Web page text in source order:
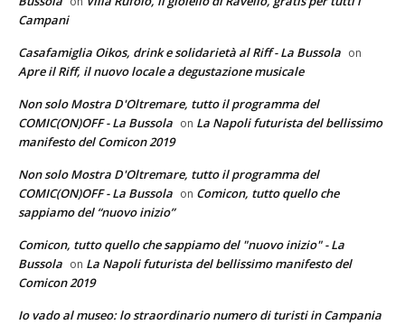
Campani
Casafamiglia Oikos, drink e solidarietà al Riff - La Bussola on
Apre il Riff, il nuovo locale a degustazione musicale
Non solo Mostra D'Oltremare, tutto il programma del
COMIC(ON)OFF - La Bussola on La Napoli futurista del bellissimo
manifesto del Comicon 2019
Non solo Mostra D'Oltremare, tutto il programma del
COMIC(ON)OFF - La Bussola on Comicon, tutto quello che
sappiamo del “nuovo inizio”
Comicon, tutto quello che sappiamo del "nuovo inizio" - La
Bussola on La Napoli futurista del bellissimo manifesto del
Comicon 2019
Io vado al museo: lo straordinario numero di turisti in Campania